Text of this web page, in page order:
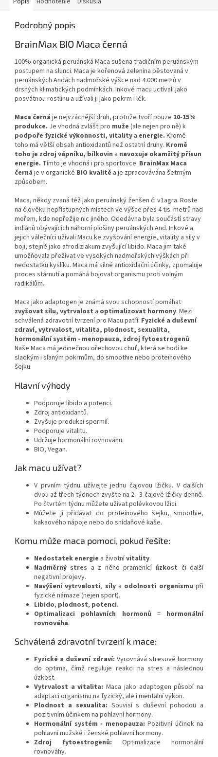
Podrobný popis
BrainMax BIO Maca černá
100% organická peruánská Maca sušena tradičním peruánským
postupem na slunci. Maca je kořenová zelenina pěstovaná v
peruánských Andách nadmořské výšce nad 4.000 metrů v
drsných klimatických podmínkách. Inkové macu uctívali jako
posvátnou rostlinu a užívali ji jako pokrm i lék.
Maca černá je nejvzácnější druh, protože tvoří pouze 10-15%
produkce. Je vhodná zvlášť pro muže (ale nejen pro ně) k
podpoře fyzické výkonnosti, vitality a energie. Kromě
toho má větší obsah antioxidantů než ostatní druhy. Kromě
toho je zdroj vápníku, bílkovin a navozuje okamžitý přísun
energie. Tímto je vhodná i pro sportovce. BrainMax Maca
černá je v organické BIO kvalitě a je zpracovávána šetrným
způsobem.
Maca, někdy zvaná též jako peruánský ženšen či v1agra. Roste
na člověku nepřístupných místech ve výšce přes 4 tis. metrů nad
mořem, kde nepřežije nic jiného. Odedávna byla součástí stravy
indiánů obývajících náhorní plošiny peruánských And. Inkové a
jejich válečníci užívali Macu ke zvyšování energie, vitality a síly v
boji, stejně jako afrodiziakum zvyšující libido. Maca jim také
umožňovala přežívat ve vysokých nadmořských výškách při
nedostatku kyslíku. Maca má silné antioxidační účinky, zpomaluje
proces stárnutí a pomáhá bojovat organismu proti volným
radikálům.
Maca jako adaptogen je známá svou schopností pomáhat
zvyšovat sílu, vytrvalost a optimalizovat hormony. Mezi
schválená zdravotní tvrzení pro Macu patří: Fyzické a duševní
zdraví, vytrvalost, vitalita, plodnost, sexualita,
hormonální systém - menopauza, zdroj fytoestrogenů.
Naše Maca má jedinečnou ořechovou chuť, která se hodí ke
sladkým i slaným pokrmům, do smoothie nebo proteinového
šejku.
Hlavní výhody
Podporuje libido a potenci.
Zdroj antioxidantů.
Zvyšuje produkci spermií.
Podporuje vitalitu.
Udržuje hormonální rovnováhu.
BIO, Vegan.
Jak macu užívat?
V prvním týdnu užívejte jednu čajovou lžičku. V dalších
dvou až třech týdnech zvyšte na 2 - 3 čajové lžičky denně.
Po čtvrtém týdnu můžete užívat polévkovou lžici.
Můžete ji přidávat do proteinového šejku, smoothie,
kakaového nápoje nebo do snídaňové kaše.
Komu může maca pomoci, pokud řešíte:
Nedostatek energie a životnívitality.
Nadměrný stres a z něho pramenící úzkost či další
negativní projevy.
Navýšení vytrvalosti, sílya odolnosti organismu při
fyzické námaze (nejen sport).
Libido, plodnost, potenci.
Optimalizaci pohlavních hormonů = hormonální
rovnováha.
Schválená zdravotní tvrzení k mace:
Fyzické a duševní zdraví: Vyrovnává stresové hormony
do optima, čímž reguluje reakci na stres a následnou
úzkost.
Vytrvalost a vitalita:Maca jako adaptogen působí na
adaptaci organismu na fyzický, ale i mentální výkon.
Plodnost a sexualita: Souvisí s duševní pohodou a
pozitivním účinkem na pohlavní hormony.
Hormonální systém - menopauza: Pozitivní účinek na
pohlavní mužské i ženské pohlavní hormony.
Zdroj fytoestrogenů:Optimalizace hormonální
rovnováhy.